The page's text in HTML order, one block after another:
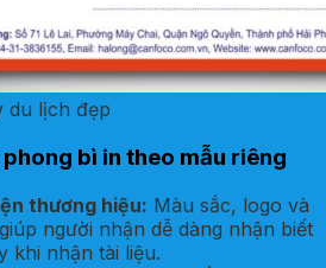
du lịch đẹp
bì in theo mẫu riêng
thương hiệu: Màu sắc, logo và
người nhận dễ dàng nhận biết
khi nhận tài liệu.